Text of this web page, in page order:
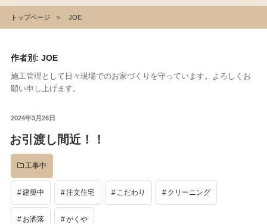
トップページ JOE
作者別: JOE
施工管理として日々現場でのお家づくりを守っています。よろしくお
願い申し上げます。
投
日:
2024年3月26日
お引渡し間近！！
工事中
建築中 注文住宅 こだわり クリーニング
お洒落 がくや
収納
仕事の風景
完成後
工事中